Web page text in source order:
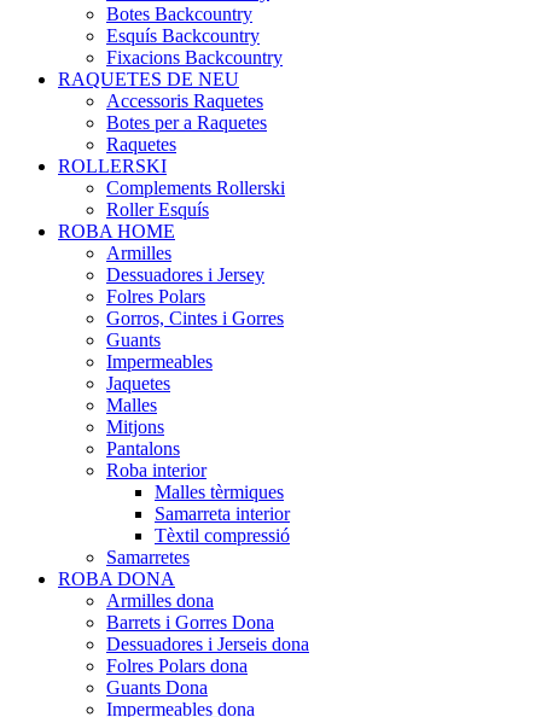
Botes Backcountry
Esquís Backcountry
Fixacions Backcountry
RAQUETES DE NEU
Accessoris Raquetes
Botes per a Raquetes
Raquetes
ROLLERSKI
Complements Rollerski
Roller Esquís
ROBA HOME
Armilles
Dessuadores i Jersey
Folres Polars
Gorros, Cintes i Gorres
Guants
Impermeables
Jaquetes
Malles
Mitjons
Pantalons
Roba interior
Malles tèrmiques
Samarreta interior
Tèxtil compressió
Samarretes
ROBA DONA
Armilles dona
Barrets i Gorres Dona
Dessuadores i Jerseis dona
Folres Polars dona
Guants Dona
Impermeables dona